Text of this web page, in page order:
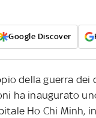
Google Discover
della guerra dei
ha inaugurato
Ho Chi Minh,